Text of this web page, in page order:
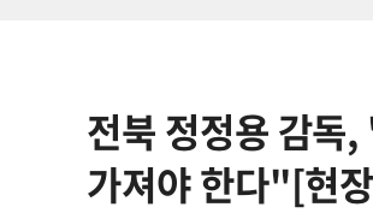
전북 정정용 감독
가져야 한다"[현